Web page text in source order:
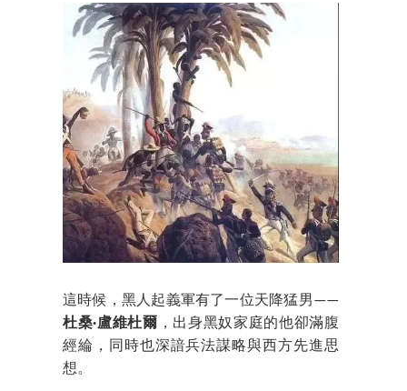
這時候，黑人起義軍有了一位天降猛男——
杜桑·盧維杜爾
，出身黑奴家庭的他卻滿腹
經綸，同時也深諳兵法謀略與西方先進思
想。